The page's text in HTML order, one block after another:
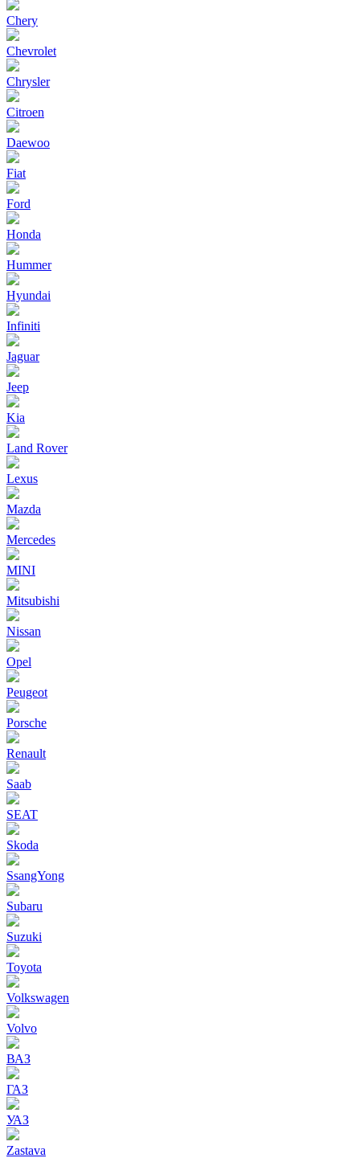
Chery
Chevrolet
Chrysler
Citroen
Daewoo
Fiat
Ford
Honda
Hummer
Hyundai
Infiniti
Jaguar
Jeep
Kia
Land Rover
Lexus
Mazda
Mercedes
MINI
Mitsubishi
Nissan
Opel
Peugeot
Porsche
Renault
Saab
SEAT
Skoda
SsangYong
Subaru
Suzuki
Toyota
Volkswagen
Volvo
ВАЗ
ГАЗ
УАЗ
Zastava